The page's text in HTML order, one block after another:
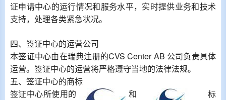
证申请中心的运行情况和服务水平，实时提供业务和技术
支持，处理各类紧急状况。
四、签证中心的运营公司
本签证中心由在瑞典注册的CVS Center AB 公司负责具体
运营。签证中心的运营将严格遵守当地的法律法规。
五、签证中心的商标
签证中心所使用的
和 标